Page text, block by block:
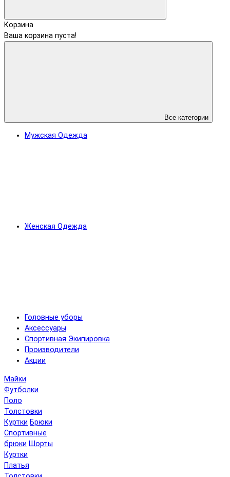
Корзина
Ваша корзина пуста!
Все категории
Мужская Одежда
Женская Одежда
Головные уборы
Аксессуары
Спортивная Экипировка
Производители
Акции
Майки
Футболки
Поло
Толстовки
Куртки Брюки
Спортивные
брюки Шорты
Куртки
Платья